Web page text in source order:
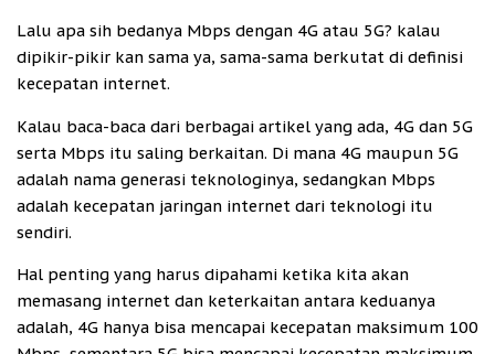
Lalu apa sih bedanya Mbps dengan 4G atau 5G? kalau
dipikir-pikir kan sama ya, sama-sama berkutat di definisi
kecepatan internet.
Kalau baca-baca dari berbagai artikel yang ada, 4G dan 5G
serta Mbps itu saling berkaitan. Di mana 4G maupun 5G
adalah nama generasi teknologinya, sedangkan Mbps
adalah kecepatan jaringan internet dari teknologi itu
sendiri.
Hal penting yang harus dipahami ketika kita akan
memasang internet dan keterkaitan antara keduanya
adalah, 4G hanya bisa mencapai kecepatan maksimum 100